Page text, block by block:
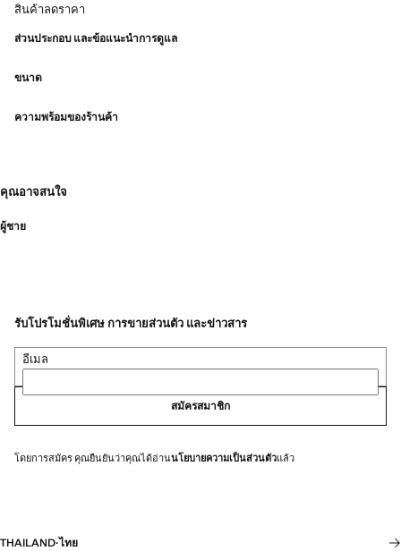
สินค้าลดราคา
ส่วนประกอบ และข้อแนะนำการดูแล
ขนาด
ความพร้อมของร้านค้า
คุณอาจสนใจ
ผู้ชาย
รับโปรโมชั่นพิเศษ การขายส่วนตัว และข่าวสาร
อีเมล
สมัครสมาชิก
โดยการสมัคร คุณยืนยันว่าคุณได้อ่านนโยบายความเป็นส่วนตัวแล้ว
THAILAND·ไทย